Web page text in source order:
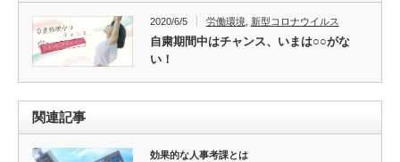
2020/6/5 労働環境 新型コロナウイルス
自粛期間中はチャンス、いまは○○がな
い！
関連記事
効果的な人事考課とは